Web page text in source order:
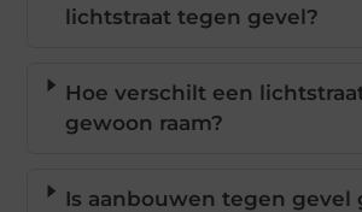
lichtstraat tegen gevel?
Hoe verschilt een
gewoon raam?
Is aanbouwen tegen gevel